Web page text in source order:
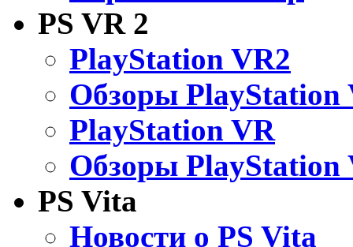
PS VR 2
PlayStation VR2
Обзоры PlayStation
PlayStation VR
Обзоры PlayStation
PS Vita
Новости о PS Vita